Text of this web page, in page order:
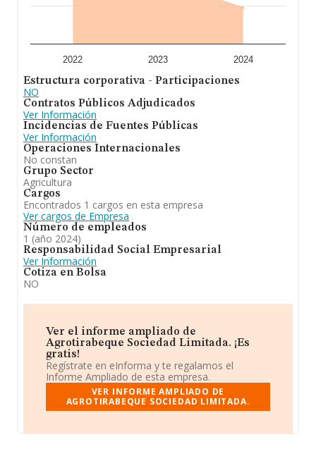
que el promedio de la facturación entre todas las
En definitiva, la actividad deAgrotirabeque Sociedad
en arrendamiento o aparcería. la compraventa y
distribución de todo tipo de productos agrícolas,
ganaderos y sus derivados. para todo ello utilizarán,
cuando sea necesario, el personal debidamente titulado.
En cuanto a la posición en el ranking de la provincia de
Albacete, la empresa ha perdido posiciones frente al
2023.
2022 2023 2024
Estructura corporativa - Participaciones
NO
Contratos Públicos Adjudicados
Ver Información
Incidencias de Fuentes Públicas
Ver Información
Operaciones Internacionales
No constan
Grupo Sector
Agricultura
Cargos
Encontrados 1 cargos en esta empresa
Ver cargos de Empresa
Número de empleados
1 (año 2024)
Responsabilidad Social Empresarial
Ver Información
Cotiza en Bolsa
NO
Ver el informe ampliado de
Agrotirabeque Sociedad Limitada. ¡Es
gratis!
Regístrate en eInforma y te regalamos el
Informe Ampliado de esta empresa.
VER INFORME AMPLIADO DE
AGROTIRABEQUE SOCIEDAD LIMITADA.